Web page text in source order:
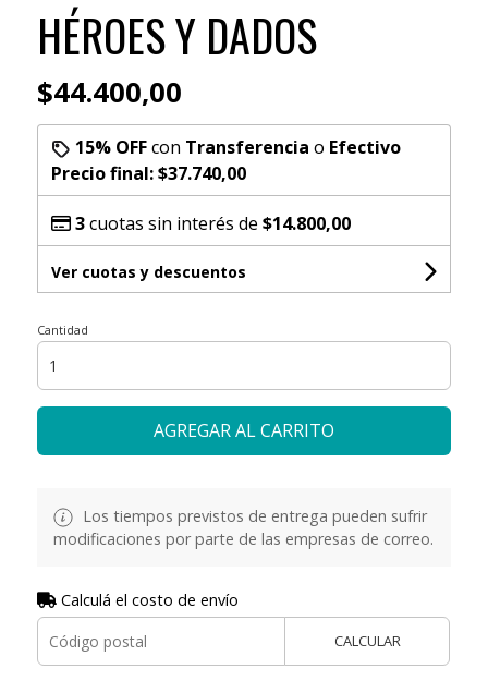
HÉROES Y DADOS
$44.400,00
15% OFFcon Transferencia o Efectivo
Precio final:$37.740,00
3cuotas sin interés de $14.800,00
Ver cuotas y descuentos
Cantidad
AGREGAR AL CARRITO
Los tiempos previstos de entrega pueden sufrir
modificaciones por parte de las empresas de correo.
Calculá el costo de envío
CALCULAR